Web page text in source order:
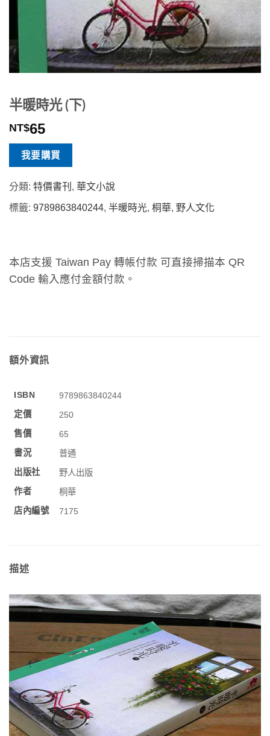
半暖時光 (下)
NT$65
我要購買
分類: 特價書刊 , 華文小說
標籤: 9789863840244, 半暖時光, 桐華, 野人文化
本店支援 Taiwan Pay 轉帳付款 可直接掃描本 QR
Code 輸入應付金額付款。
額外資訊
ISBN
9789863840244
定價
250
售價
65
書況
普通
出版社
野人出版
作者
桐華
店內編號
7175
描述